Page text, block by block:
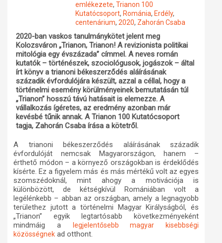
Műhelymunkák
emlékezete, Trianon 100
Kutatócsoport, Románia, Erdély,
centenárium, 2020, Zahorán Csaba
2020-ban vaskos tanulmánykötet jelent meg
Kolozsváron „Trianon, Trianon! A revizionista politikai
mitológia egy évszázada” címmel. A neves román
kutatók – történészek, szociológusok, jogászok – által
írt könyv a trianoni békeszerződés aláírásának
századik évfordulójára készült, azzal a céllal, hogy a
történelmi esemény körülményeinek bemutatásán túl
„Trianon” hosszú távú hatásait is elemezze. A
vállalkozás ígéretes, az eredmény azonban már
kevésbé tűnik annak. A Trianon 100 Kutatócsoport
tagja, Zahorán Csaba írása a kötetről.
A trianoni békeszerződés aláírásának századik
évfordulóját nemcsak Magyarországon, hanem –
érthető módon – a környező országokban is érdeklődés
kísérte. Ez a figyelem más és más mértékű volt az egyes
szomszédoknál, mint ahogy a motivációja is
különbözött, de kétségkívül Romániában volt a
legélénkebb – abban az országban, amely a legnagyobb
területhez jutott a történelmi Magyar Királyságból, és
„Trianon” egyik legtartósabb következményeként
mindmáig a
legjelentősebb magyar kisebbségi
közösségnek ad otthont.